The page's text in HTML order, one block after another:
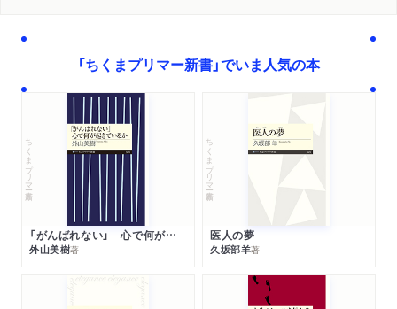
「ちくまプリマー新書」でいま人気の本
ちくまプリマー新書
「がんばれない」 心で何が起きているか
外山美樹著
ちくまプリマー新書
医人の夢
久坂部羊著